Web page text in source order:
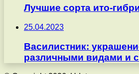
Лучшие сорта ито-
25.04.2023
Василистник:
различными видами и